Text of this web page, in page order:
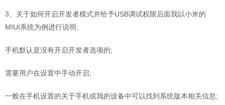
3、关于如何开启开发者模式并给予USB调试权限后面我以小米的
MIUI系统为例进行说明;
手机默认是没有开启开发者选项的;
需要用户在设置中手动开启;
一般在手机设置的关于手机或我的设备中可以找到系统版本相关信息;